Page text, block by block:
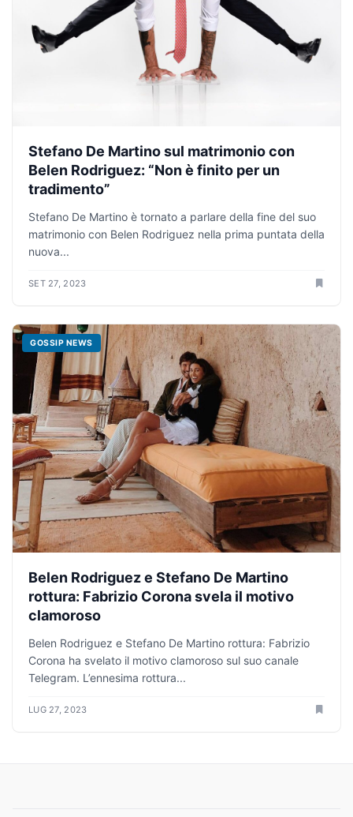
Stefano De Martino sul matrimonio con
Belen Rodriguez: “Non è finito per un
tradimento”
Stefano De Martino è tornato a parlare della fine del suo
matrimonio con Belen Rodriguez nella prima puntata della
nuova...
SET 27, 2023
GOSSIP NEWS
Belen Rodriguez e Stefano De Martino
rottura: Fabrizio Corona svela il motivo
clamoroso
Belen Rodriguez e Stefano De Martino rottura: Fabrizio
Corona ha svelato il motivo clamoroso sul suo canale
Telegram. L’ennesima rottura...
LUG 27, 2023